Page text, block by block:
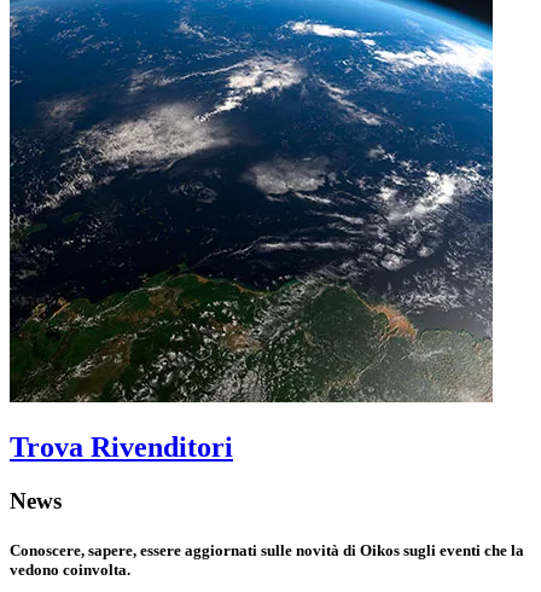
Trova Rivenditori
News
Conoscere, sapere, essere aggiornati sulle novità di Oikos sugli eventi che la
vedono coinvolta.